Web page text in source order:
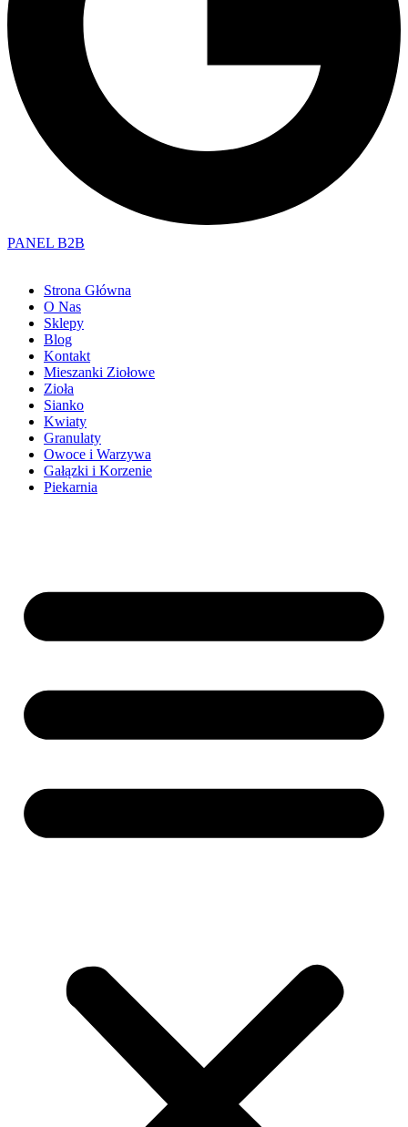
PANEL B2B
Strona Główna
O Nas
Sklepy
Blog
Kontakt
Mieszanki Ziołowe
Zioła
Sianko
Kwiaty
Granulaty
Owoce i Warzywa
Gałązki i Korzenie
Piekarnia